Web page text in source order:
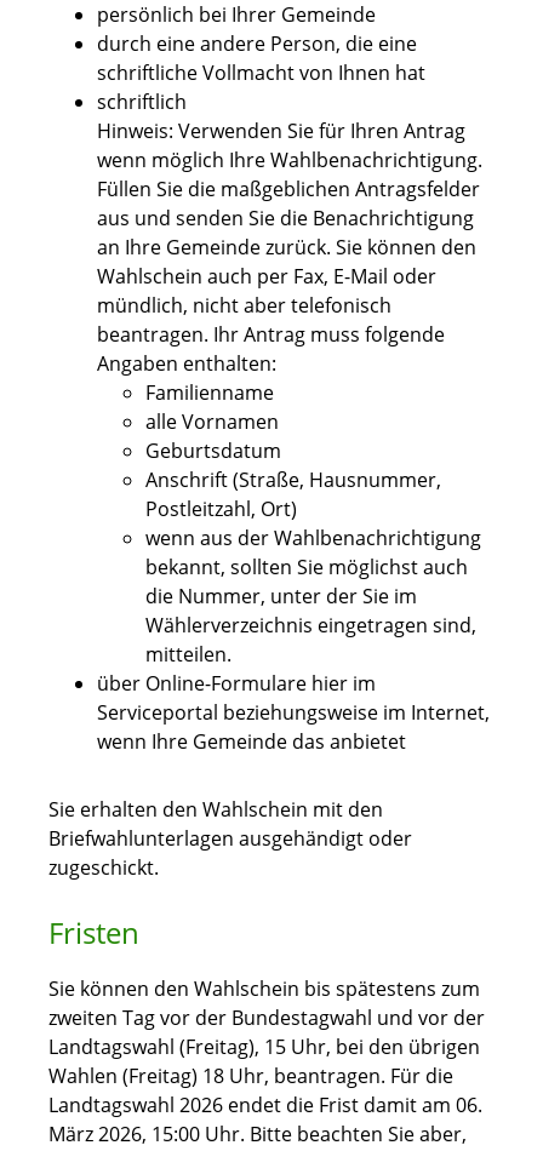
persönlich bei Ihrer Gemeinde
durch eine andere Person, die eine
schriftliche Vollmacht von Ihnen hat
schriftlich
Hinweis: Verwenden Sie für Ihren Antrag
wenn möglich Ihre Wahlbenachrichtigung.
Füllen Sie die maßgeblichen Antragsfelder
aus und senden Sie die Benachrichtigung
an Ihre Gemeinde zurück. Sie können den
Wahlschein auch per Fax, E-Mail oder
mündlich, nicht aber telefonisch
beantragen. Ihr Antrag muss folgende
Angaben enthalten:
Familienname
alle Vornamen
Geburtsdatum
Anschrift (Straße, Hausnummer,
Postleitzahl, Ort)
wenn aus der Wahlbenachrichtigung
bekannt, sollten Sie möglichst auch
die Nummer, unter der Sie im
Wählerverzeichnis eingetragen sind,
mitteilen.
über Online-Formulare hier im
Serviceportal beziehungsweise im Internet,
wenn Ihre Gemeinde das anbietet
Sie erhalten den Wahlschein mit den
Briefwahlunterlagen ausgehändigt oder
zugeschickt.
Fristen
Sie können den Wahlschein bis spätestens zum
zweiten Tag vor der Bundestagwahl und vor der
Landtagswahl (Freitag), 15 Uhr, bei den übrigen
Wahlen (Freitag) 18 Uhr, beantragen. Für die
Landtagswahl 2026 endet die Frist damit am 06.
März 2026, 15:00 Uhr. Bitte beachten Sie aber,